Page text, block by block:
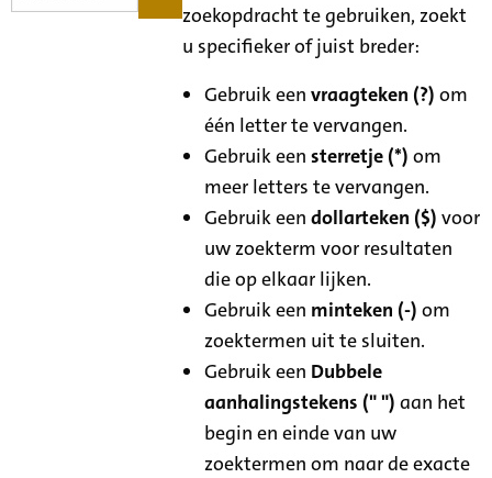
zoekopdracht te gebruiken, zoekt
u specifieker of juist breder:
Gebruik eenvraagteken (?) om
één letter te vervangen.
Gebruik eensterretje (*) om
meer letters te vervangen.
Gebruik eendollarteken ($) voor
uw zoekterm voor resultaten
die op elkaar lijken.
Gebruik een minteken (-) om
zoektermen uit te sluiten.
Gebruik een Dubbele
aanhalingstekens (" ") aan het
begin en einde van uw
zoektermen om naar de exacte